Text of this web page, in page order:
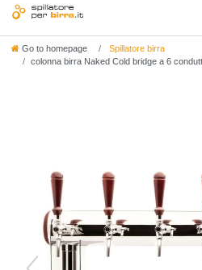
Go to homepage
Spillatore birra
colonna birra Naked Cold bridge a 6